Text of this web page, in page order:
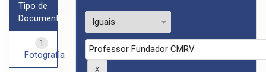
Tipo de
Documento
1
Fotografia